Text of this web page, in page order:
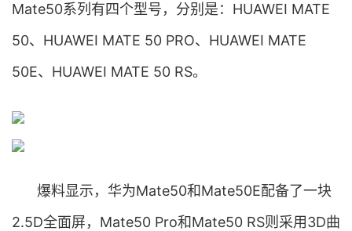
Mate50系列有四个型号，分别是：HUAWEI MATE
50、HUAWEI MATE 50 PRO、HUAWEI MATE
50E、HUAWEI MATE 50 RS。
爆料显示，华为Mate50和Mate50E配备了一块
2.5D全面屏，Mate50 Pro和Mate50 RS则采用3D曲